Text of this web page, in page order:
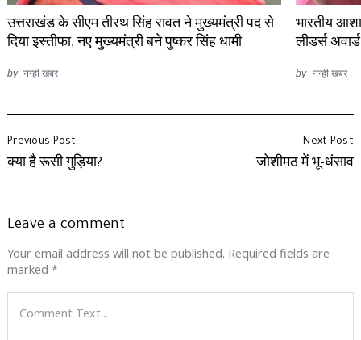
उत्तराखंड के सीएम तीरथ सिंह रावत ने मुख्यमंत्री पद से
दिया इस्तीफा, नए मुख्यमंत्री बने पुष्कर सिंह धामी
by नन्ही खबर
भारतीय
लीडर्स अवार्ड
by नन्ही खबर
Previous Post
क्या है रूसी गुड़िया?
Next Post
जोशीमठ में भू-धंसाव
Leave a comment
Your email address will not be published. Required fields are
marked *